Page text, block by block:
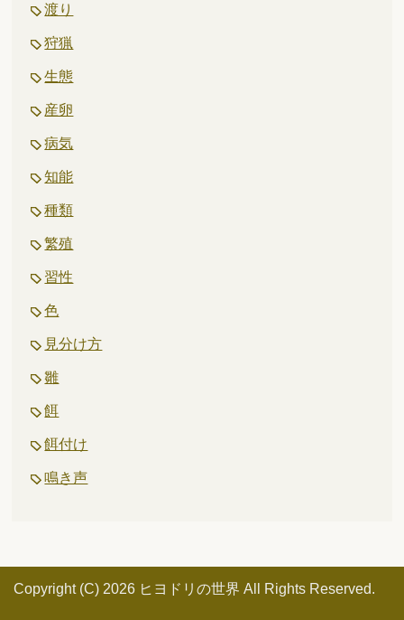
渡り
狩猟
生態
産卵
病気
知能
種類
繁殖
習性
色
見分け方
雛
餌
餌付け
鳴き声
Copyright (C) 2026 ヒヨドリの世界 All Rights Reserved.